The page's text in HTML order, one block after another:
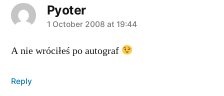
Pyoter
says:
1 October 2008 at 19:44
A nie wróciłeś po autograf
Reply